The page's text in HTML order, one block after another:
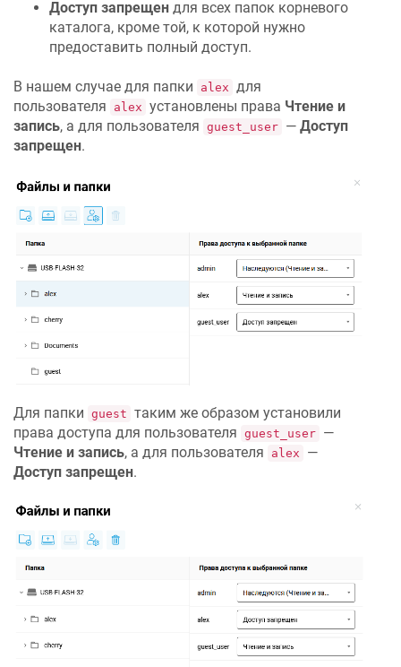
Доступ запрещен для всех папок корневого
каталога, кроме той, к которой нужно
предоставить полный доступ.
В нашем случае для папки alex для
пользователя
alex установлены права Чтение и
запись, а для пользователя guest_user — Доступ
запрещен.
Для папки guest таким же образом установили
права доступа для пользователя guest_user —
Чтение и запись, а для пользователя alex
—
Доступ запрещен.